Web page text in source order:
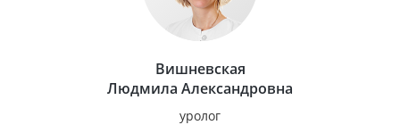
Вишневская
Людмила Александровна
уролог